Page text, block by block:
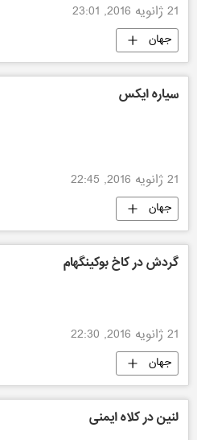
21 ژانویه 2016, 23:01
جهان
سیاره ایکس
21 ژانویه 2016, 22:45
جهان
گردش در کاخ بوکینگهام
21 ژانویه 2016, 22:30
جهان
لنین در کلاه ایمنی